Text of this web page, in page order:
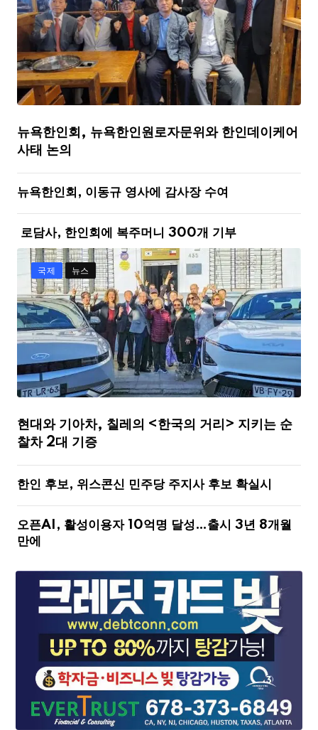
뉴욕한인회, 뉴욕한인원로자문위와 한인데이케어
사태 논의
뉴욕한인회, 이동규 영사에 감사장 수여
로담사, 한인회에 복주머니 300개 기부
국제 뉴스
현대와 기아차, 칠레의 <한국의 거리> 지키는 순
찰차 2대 기증
한인 후보, 위스콘신 민주당 주지사 후보 확실시
오픈AI, 활성이용자 10억명 달성…출시 3년 8개월
만에